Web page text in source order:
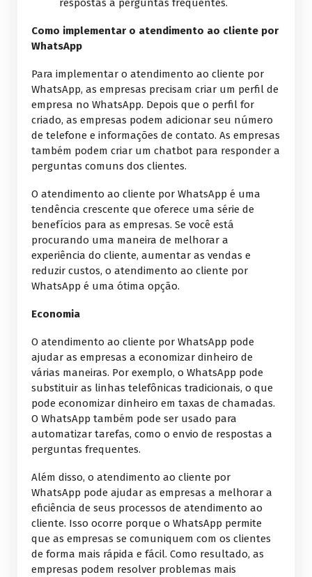
respostas a perguntas frequentes.
Como implementar o atendimento ao cliente por
WhatsApp
Para implementar o atendimento ao cliente por
WhatsApp, as empresas precisam criar um perfil de
empresa no WhatsApp. Depois que o perfil for
criado, as empresas podem adicionar seu número
de telefone e informações de contato. As empresas
também podem criar um chatbot para responder a
perguntas comuns dos clientes.
O atendimento ao cliente por WhatsApp é uma
tendência crescente que oferece uma série de
benefícios para as empresas. Se você está
procurando uma maneira de melhorar a
experiência do cliente, aumentar as vendas e
reduzir custos, o atendimento ao cliente por
WhatsApp é uma ótima opção.
Economia
O atendimento ao cliente por WhatsApp pode
ajudar as empresas a economizar dinheiro de
várias maneiras. Por exemplo, o WhatsApp pode
substituir as linhas telefônicas tradicionais, o que
pode economizar dinheiro em taxas de chamadas.
O WhatsApp também pode ser usado para
automatizar tarefas, como o envio de respostas a
perguntas frequentes.
Além disso, o atendimento ao cliente por
WhatsApp pode ajudar as empresas a melhorar a
eficiência de seus processos de atendimento ao
cliente. Isso ocorre porque o WhatsApp permite
que as empresas se comuniquem com os clientes
de forma mais rápida e fácil. Como resultado, as
empresas podem resolver problemas mais